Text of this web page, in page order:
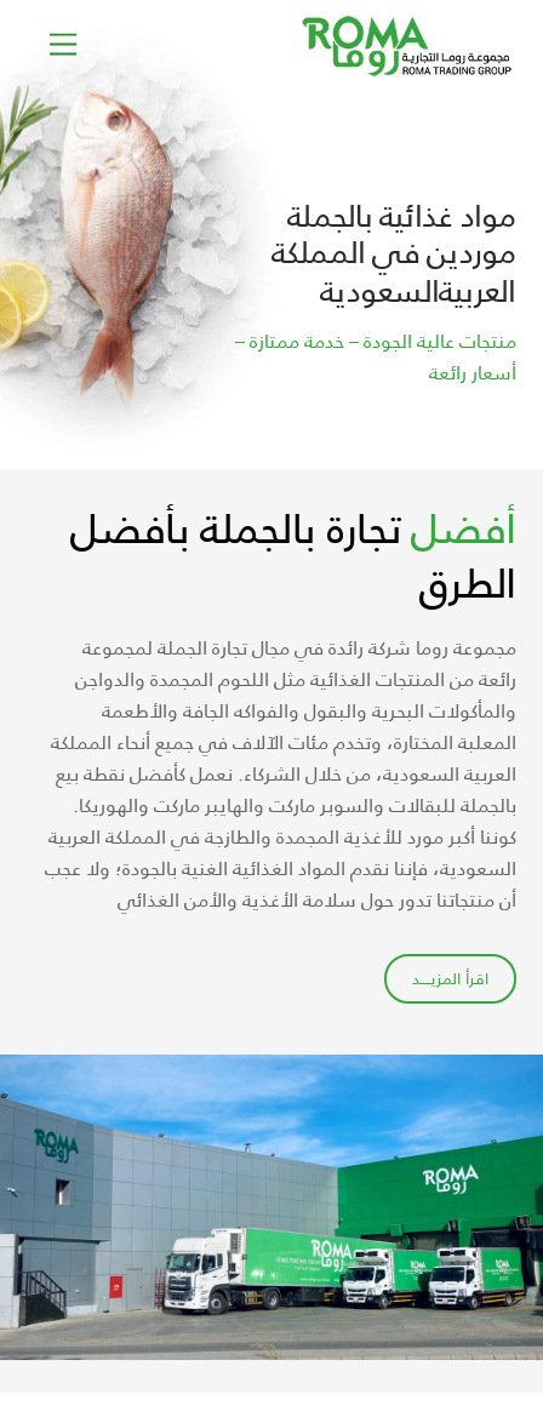
content
مواد غذائية بالجملة
موردين في المملكة
العربيةالسعودية
منتجات عالية الجودة – خدمة ممتازة –
أسعار رائعة
أفضلتجارة بالجملة بأفضل
الطرق
مجموعة روما شركة رائدة في مجال تجارة الجملة لمجموعة
رائعة من المنتجات الغذائية مثل اللحوم المجمدة والدواجن
والمأكولات البحرية والبقول والفواكه الجافة والأطعمة
المعلبة المختارة، وتخدم مئات الآلاف في جميع أنحاء المملكة
العربية السعودية، من خلال الشركاء. نعمل كأفضل نقطة بيع
بالجملة للبقالات والسوبر ماركت والهايبر ماركت والهوريكا.
كوننا أكبر مورد للأغذية المجمدة والطازجة في المملكة العربية
السعودية، فإننا نقدم المواد الغذائية الغنية بالجودة؛ ولا عجب
أن منتجاتنا تدور حول سلامة الأغذية والأمن الغذائي
اقرأ المزيــــد